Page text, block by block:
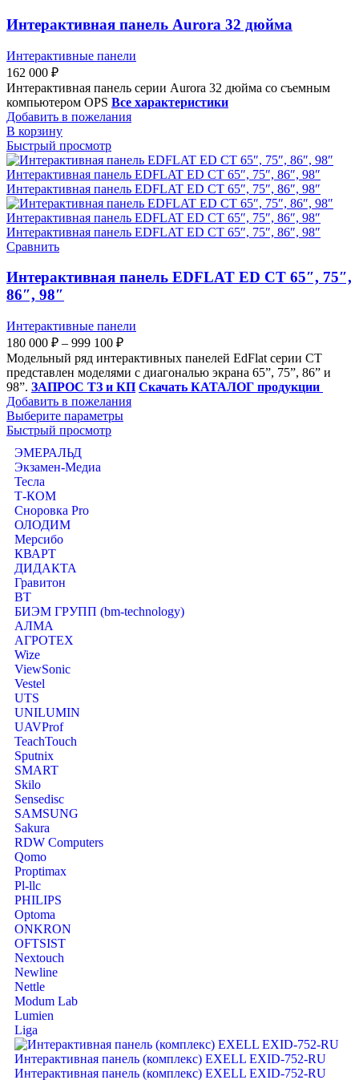
Интерактивная панель Aurora 32 дюйма
Интерактивные панели
162 000 ₽
Интерактивная панель серии Aurora 32 дюйма со съемным
компьютером OPS Все характеристики
Добавить в пожелания
В корзину
Быстрый просмотр
Сравнить
Интерактивная панель EDFLAT ED CT 65″, 75″,
86″, 98″
Интерактивные панели
180 000 ₽ – 999 100 ₽
Модельный ряд интерактивных панелей EdFlat серии CT
представлен моделями с диагональю экрана 65”, 75”, 86” и
98”. ЗАПРОС ТЗ и КП Скачать КАТАЛОГ продукции
Добавить в пожелания
Выберите параметры
Быстрый просмотр
ЭМЕРАЛЬД
Экзамен-Медиа
Тесла
Т-КОМ
Сноровка Pro
ОЛОДИМ
Мерсибо
КВАРТ
ДИДАКТА
Гравитон
ВТ
БИЭМ ГРУПП (bm-technology)
АЛМА
АГРОТЕХ
Wize
ViewSonic
Vestel
UTS
UNILUMIN
UAVProf
TeachTouch
Sputnix
SMART
Skilo
Sensedisc
SAMSUNG
Sakura
RDW Computers
Qomo
Proptimax
Pl-llc
PHILIPS
Optoma
ONKRON
OFTSIST
Nextouch
Newline
Nettle
Modum Lab
Lumien
Liga